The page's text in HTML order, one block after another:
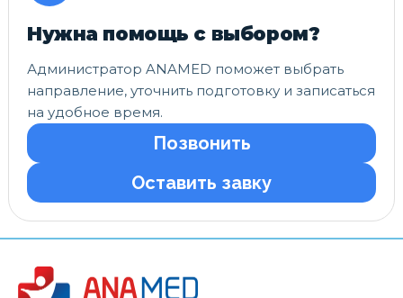
Нужна помощь с выбором?
Администратор ANAMED поможет выбрать
направление, уточнить подготовку и записаться
на удобное время.
Позвонить
Оставить завку